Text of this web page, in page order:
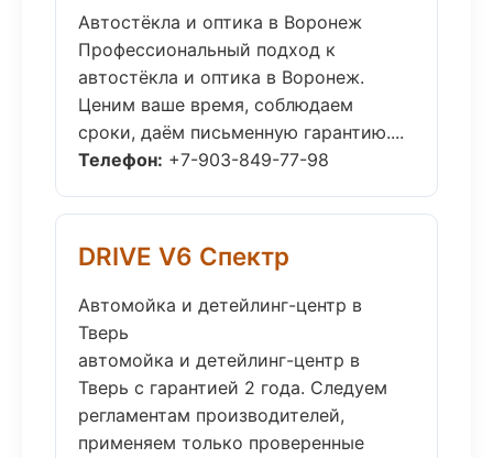
Автостёкла и оптика в Воронеж
Профессиональный подход к
автостёкла и оптика в Воронеж.
Ценим ваше время, соблюдаем
сроки, даём письменную гарантию....
Телефон: +7-903-849-77-98
DRIVE V6 Спектр
Автомойка и детейлинг-центр в
Тверь
автомойка и детейлинг-центр в
Тверь с гарантией 2 года. Следуем
регламентам производителей,
применяем только проверенные